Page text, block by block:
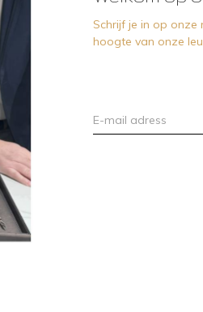
Schrijf je in op onze
hoogte van onze